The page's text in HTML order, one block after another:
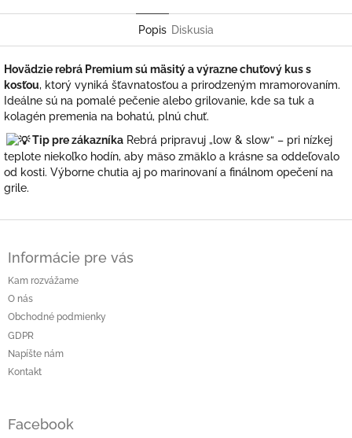
Popis Diskusia
Hovädzie rebrá Premium sú mäsitý a výrazne chuťový kus s
kosťou, ktorý vyniká šťavnatosťou a prirodzeným mramorovaním.
Ideálne sú na pomalé pečenie alebo grilovanie, kde sa tuk a
kolagén premenia na bohatú, plnú chuť.
Tip pre zákazníka Rebrá pripravuj „low & slow“ – pri nízkej
teplote niekoľko hodín, aby mäso zmäklo a krásne sa oddeľovalo
od kosti. Výborne chutia aj po marinovaní a finálnom opečení na
grile.
e
Informácie pre vás
Kam rozvážame
O nás
Obchodné podmienky
GDPR
Napíšte nám
Kontakt
Facebook